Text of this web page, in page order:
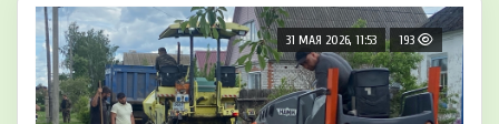
31 МАЯ 2026, 11:53 193